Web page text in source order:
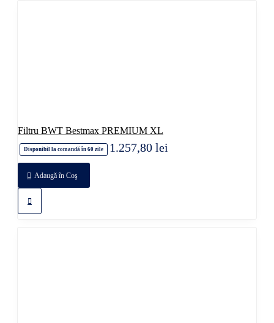
Filtru BWT Bestmax PREMIUM XL
Disponibil la comandă în 60 zile 1.257,80 lei
Adaugă în Coş